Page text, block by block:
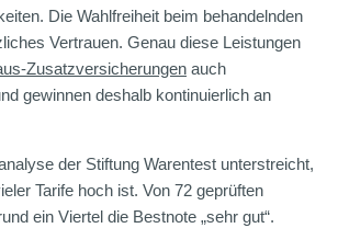
Die Wahlfreiheit beim behandelnden
Vertrauen. Genau diese Leistungen
Zusatzversicherungen auch
gewinnen deshalb kontinuierlich an
der Stiftung Warentest unterstreicht,
Tarife hoch ist. Von 72 geprüften
ein Viertel die Bestnote „sehr gut“.